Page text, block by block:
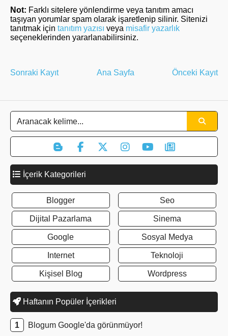
Not: Farklı sitelere yönlendirme veya tanıtım amacı
taşıyan yorumlar spam olarak işaretlenip silinir. Sitenizi
tanıtmak için tanıtım yazısı veya misafir yazarlık
seçeneklerinden yararlanabilirsiniz.
Sonraki Kayıt Önceki Kayıt
Ana Sayfa
İçerik Kategorileri
Blogger
Dijital Pazarlama
Google
Internet
Kişisel Blog
Seo
Sinema
Sosyal Medya
Teknoloji
Wordpress
Haftanın Popüler İçerikleri
Blogum Google'da görünmüyor!